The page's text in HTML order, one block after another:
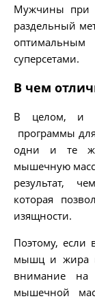
Мужчины при
раздельный
суперсетами.
В чем
В целом, и
программы
одни и те
мышечную
результат,
которая
изящности.
Поэтому, если
мышц и жира в
внимание
мышечной